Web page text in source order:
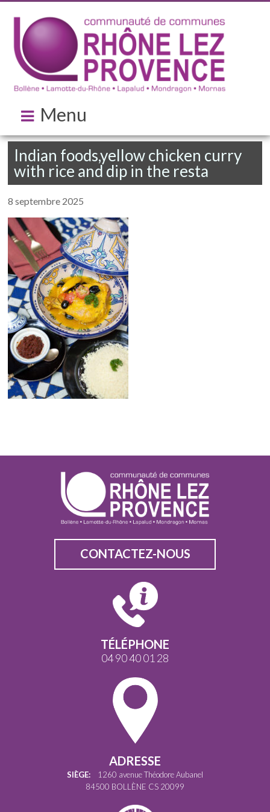
Menu
Indian foods,yellow chicken curry
with rice and dip in the resta
8 septembre 2025
CONTACTEZ-NOUS
TÉLÉPHONE
04 90 40 01 28
ADRESSE
SIÈGE: 1260 avenue Théodore Aubanel
84500 BOLLÈNE CS 20099